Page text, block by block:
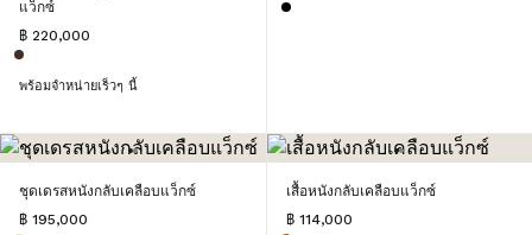
แว็กซ์
฿ 220,000
พร้อมจำหน่ายเร็วๆ นี้
ชุดเดรสหนังกลับเคลือบแว็กซ์
฿ 195,000
เสื้อหนังกลับเคลือบแว็กซ์
฿ 114,000